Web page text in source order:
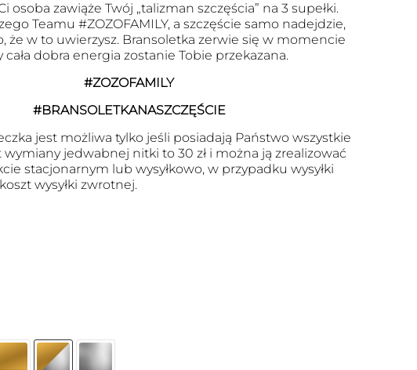
osoba zawiąże Twój „talizman szczęścia” na 3 supełki.
Teamu #ZOZOFAMILY, a szczęście samo nadejdzie,
że w to uwierzysz. Bransoletka zerwie się w momencie
cała dobra energia zostanie Tobie przekazana.
#ZOZOFAMILY
#BRANSOLETKANASZCZĘŚCIE
jest możliwa tylko jeśli posiadają Państwo wszystkie
wymiany jedwabnej nitki to 30 zł i można ją zrealizować
stacjonarnym lub wysyłkowo, w przypadku wysyłki
wysyłki zwrotnej.